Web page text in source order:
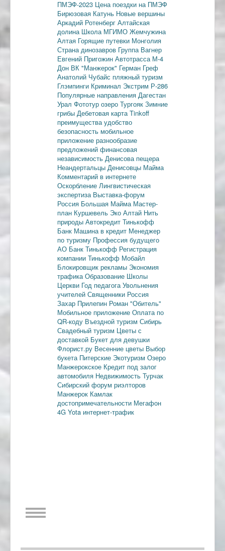
ПМЭФ-2023 Цена поездки на ПМЭФ
Бирюзовая Катунь Новые вершины
Аркадий Ротенберг Алтайская
долина Школа МГИМО Жемчужина
Алтая Горящие путевки Монголия
Страна динозавров Группа Вагнер
Евгений Пригожин Автотрасса М-4
Дон ВК "Манжерок" Герман Греф
Анатолий Чубайс пляжный туризм
Глэмпинги Криминал Экстрим Р-286
Популярные направления Дагестан
Урал Фототур озеро Тургояк Зимние
грибы Дебетовая карта Tinkoff
преимущества удобство
безопасность мобильное
приложение разнообразие
предложений финансовая
независимость Денисова пещера
Неандертальцы Денисовцы Майма
Комментарий в интернете
Оскорбление Лингвистическая
экспертиза Выставка-форум
Россия Большая Майма Мастер-
план Куршевель Эко Алтай Нить
природы Автокредит Тинькофф
Банк Машина в кредит Менеджер
по туризму Профессия будущего
АО Банк Тинькофф Регистрация
компании Тинькофф Мобайл
Блокировщик рекламы Экономия
трафика Образование Школы
Церкви Год педагога Увольнения
учителей Священники Россия
Захар Прилепин Роман "Обитель"
Мобильное приложение Оплата по
QR-коду Въездной туризм Сибирь
Свадебный туризм Цветы с
доставкой Букет для девушки
Флорист.ру Весенние цветы Выбор
букета Питерские Экотуризм Озеро
Манжерокское Кредит под залог
автомобиля Недвижимость Турчак
Сибирский форум риэлторов
Манжерок Камлак
достопримечательности Мегафон
4G Yota интернет-трафик